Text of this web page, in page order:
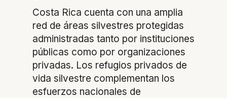
Costa Rica cuenta con una amplia
red de áreas silvestres protegidas
administradas tanto por instituciones
públicas como por organizaciones
privadas. Los refugios privados de
vida silvestre complementan los
esfuerzos nacionales de